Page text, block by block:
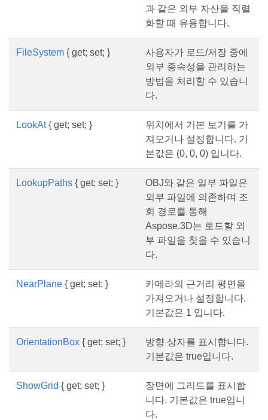
과 같은 외부 자산을 직렬
화할 때 유용합니다.
FileSystem { get; set; }
사용자가 로드/저장 중에
외부 종속성을 관리하는
방법을 처리할 수 있습니
다.
LookAt{ get; set; }
위치에서 기본 보기를 가
져오거나 설정합니다. 기
본값은 (0, 0, 0) 입니다.
LookupPaths { get; set; }
OBJ와 같은 일부 파일은
외부 파일에 의존하며 조
회 경로를 통해
Aspose.3D는 로드할 외
부 파일을 찾을 수 있습니
다.
NearPlane { get; set; }
카메라의 근거리 평면을
가져오거나 설정합니다.
기본값은 1 입니다.
OrientationBox { get; set; }
방향 상자를 표시합니다.
기본값은 true입니다.
ShowGrid { get; set; }
장면에 그리드를 표시합
니다. 기본값은 true입니
다.